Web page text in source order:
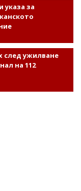
указа за
след ужилване
на 112